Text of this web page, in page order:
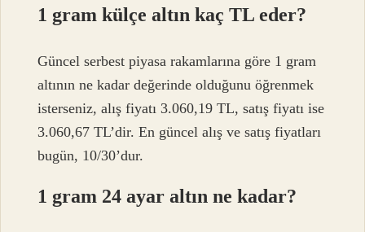
1 gram külçe altın kaç TL eder?
Güncel serbest piyasa rakamlarına göre 1 gram
altının ne kadar değerinde olduğunu öğrenmek
isterseniz, alış fiyatı 3.060,19 TL, satış fiyatı ise
3.060,67 TL’dir. En güncel alış ve satış fiyatları
bugün, 10/30’dur.
1 gram 24 ayar altın ne kadar?